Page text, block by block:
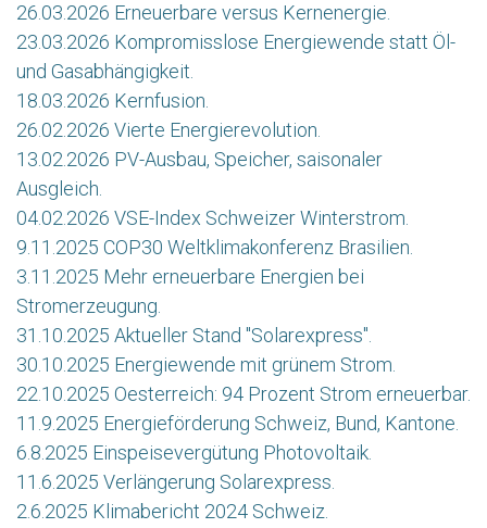
26.03.2026 Erneuerbare versus Kernenergie.
23.03.2026 Kompromisslose Energiewende statt Öl-
und Gasabhängigkeit.
18.03.2026 Kernfusion.
26.02.2026 Vierte Energierevolution.
13.02.2026 PV-Ausbau, Speicher, saisonaler
Ausgleich.
04.02.2026 VSE-Index Schweizer Winterstrom.
9.11.2025 COP30 Weltklimakonferenz Brasilien.
3.11.2025 Mehr erneuerbare Energien bei
Stromerzeugung.
31.10.2025 Aktueller Stand "Solarexpress".
30.10.2025 Energiewende mit grünem Strom.
22.10.2025 Oesterreich: 94 Prozent Strom erneuerbar.
11.9.2025 Energieförderung Schweiz, Bund, Kantone.
6.8.2025 Einspeisevergütung Photovoltaik.
11.6.2025 Verlängerung Solarexpress.
2.6.2025 Klimabericht 2024 Schweiz.